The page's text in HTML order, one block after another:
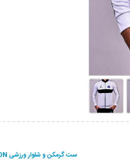
ست گرمکن و شلوار ورزشی SIMON